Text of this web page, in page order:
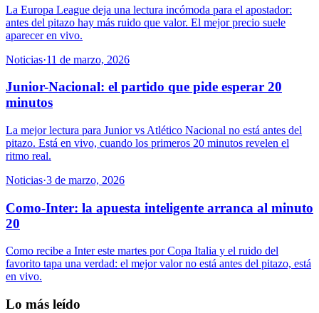
La Europa League deja una lectura incómoda para el apostador:
antes del pitazo hay más ruido que valor. El mejor precio suele
aparecer en vivo.
Noticias·11 de marzo, 2026
Junior-Nacional: el partido que pide esperar 20
minutos
La mejor lectura para Junior vs Atlético Nacional no está antes del
pitazo. Está en vivo, cuando los primeros 20 minutos revelen el
ritmo real.
Noticias·3 de marzo, 2026
Como-Inter: la apuesta inteligente arranca al minuto
20
Como recibe a Inter este martes por Copa Italia y el ruido del
favorito tapa una verdad: el mejor valor no está antes del pitazo, está
en vivo.
Lo más leído